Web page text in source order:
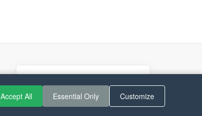
Accept All Essential Only Customize
can buy me a coffee :)